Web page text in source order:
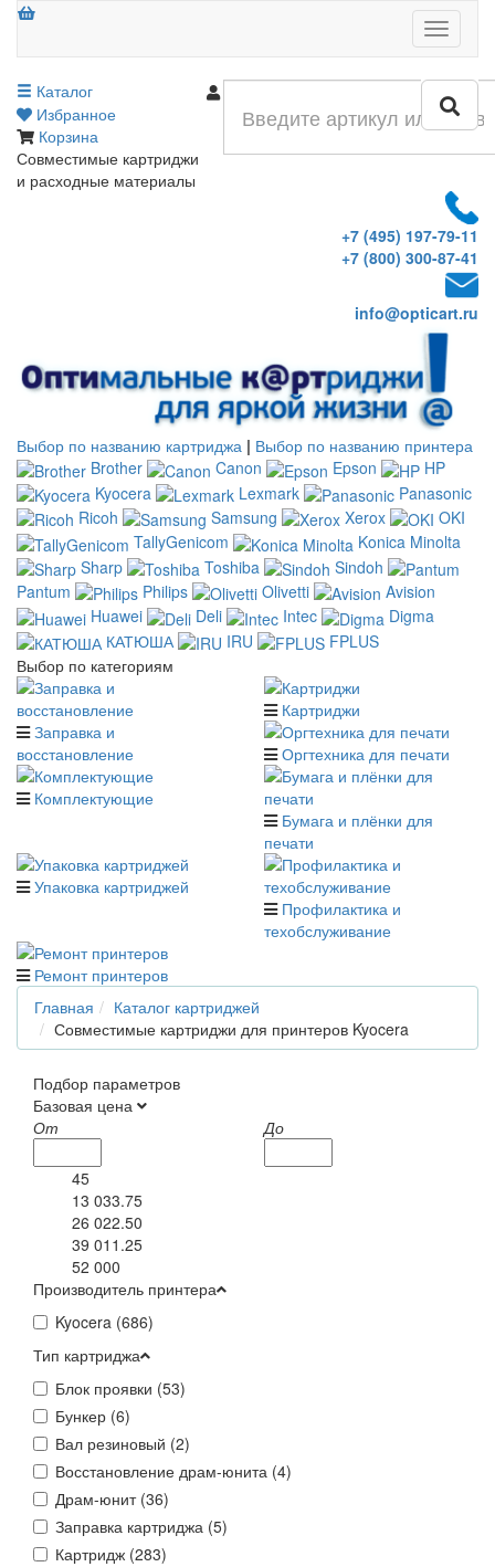
Меню
Каталог
Избранное
Корзина
Совместимые картриджи
и расходные материалы
+7 (495) 197-79-11
+7 (800) 300-87-41
info@opticart.ru
Выбор по названию картриджа | Выбор по названию принтера
Brother
Canon Epson
HP
Kyocera
Lexmark
Panasonic
Ricoh
Samsung Xerox
OKI
TallyGenicom
Konica Minolta
Sharp
Toshiba
Sindoh
Pantum
Philips Olivetti
Avision
Huawei
Deli Intec
Digma
КАТЮША
IRU
FPLUS
Выбор по категориям
Заправка и
восстановление
Картриджи
Оргтехника для печати
Комплектующие
Бумага и плёнки для
печати
Упаковка картриджей
Профилактика и
техобслуживание
Ремонт принтеров
Главная
Каталог картриджей
Совместимые картриджи для принтеров Kyocera
Подбор параметров
Базовая цена
От
До
45
13 033.75
26 022.50
39 011.25
52 000
Производитель принтера
Kyocera (686)
Тип картриджа
Блок проявки (53)
Бункер (6)
Вал резиновый (2)
Восстановление драм-юнита (4)
Драм-юнит (36)
Заправка картриджа (5)
Картридж (283)